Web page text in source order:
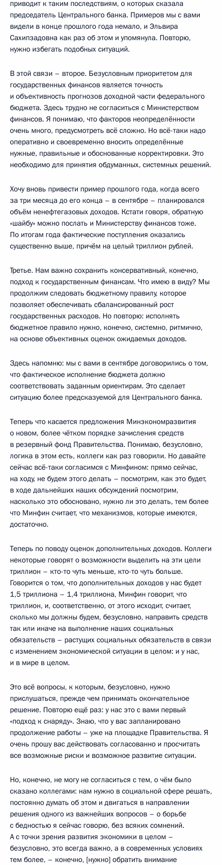
приводит к таким последствиям, о которых сказала
председатель Центрального банка. Примеров мы с вами
видели в конце прошлого года немало, и Эльвира
Сахипзадовна как раз об этом и упомянула. Повторю,
нужно избегать подобных ситуаций.
В этой связи – второе. Безусловным приоритетом для
государственных финансов является точность
и объективность прогнозов доходной части федерального
бюджета. Здесь трудно не согласиться с Министерством
финансов. Я понимаю, что факторов неопределённости
очень много, предусмотреть всё сложно. Но всё-таки надо
оперативно и своевременно вносить определённые
нужные, правильные и обоснованные корректировки. Это
необходимо для принятия обдуманных, системных решений.
Хочу вновь привести пример прошлого года, когда всего
за три месяца до его конца – в сентябре – планировался
объём ненефтегазовых доходов. Кстати говоря, обратную
«шайбу» можно послать и Министерству финансов тоже.
По итогам года фактические поступления оказались
существенно выше, причём на целый триллион рублей.
Третье. Нам важно сохранить консервативный, конечно,
подход к государственным финансам. Что имею в виду? Мы
продолжим следовать бюджетному правилу, которое
позволяет обеспечивать сбалансированный рост
государственных расходов. Но повторю: исполнять
бюджетное правило нужно, конечно, системно, ритмично,
на основе объективных оценок ожидаемых доходов.
Здесь напомню: мы с вами в сентябре договорились о том,
что фактическое исполнение бюджета должно
соответствовать заданным ориентирам. Это сделает
ситуацию более предсказуемой для Центрального банка.
Теперь что касается предложения Минэкономразвития
о новом, более чётком порядке зачисления средств
в резервный фонд Правительства. Понимаю, безусловно,
логика в этом есть, коллеги как раз говорили. Но давайте
сейчас всё-таки согласимся с Минфином: прямо сейчас,
на ходу, не будем этого делать – посмотрим, как это будет,
в ходе дальнейших наших обсуждений посмотрим,
насколько это обосновано, нужно ли это делать, тем более
что Минфин считает, что механизмов, которые имеются,
достаточно.
Теперь по поводу оценок дополнительных доходов. Коллеги
некоторые говорят о возможности выделить на эти цели
триллион – кто-то чуть меньше, кто-то чуть больше.
Говорится о том, что дополнительных доходов у нас будет
1,5 триллиона – 1,4 триллиона, Минфин говорит, что
триллион, и, соответственно, от этого исходит, считает,
сколько мы должны будем, безусловно, направить средств
так или иначе на выполнение наших социальных
обязательств – растущих социальных обязательств в связи
с изменением экономической ситуации в целом: и у нас,
и в мире в целом.
Это всё вопросы, к которым, безусловно, нужно
прислушаться, прежде чем принимать окончательное
решение. Повторю ещё раз: у нас это с вами первый
«подход к снаряду». Знаю, что у вас запланировано
продолжение работы – уже на площадке Правительства. Я
очень прошу вас действовать согласованно и просчитать
все возможные риски и возможное развитие ситуации.
Но, конечно, не могу не согласиться с тем, о чём было
сказано коллегами: нам нужно в социальной сфере решать,
постоянно думать об этом и двигаться в направлении
решения одного из важнейших вопросов – о борьбе
с бедностью я сейчас говорю, без всяких сомнений.
А с точки зрения развития экономики в целом –
безусловно, это всегда важно, а в современных условиях
тем более, – конечно, [нужно] обратить внимание